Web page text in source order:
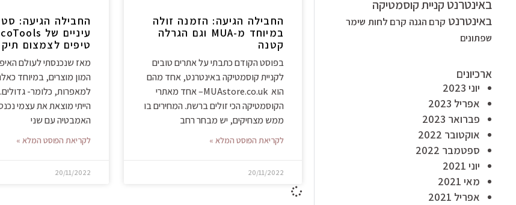
באינטרנט קניית קוסמטיקה
באינטרנט קרם הגנה קרם לחות שימר
שפתונים
ארכיונים
יוני 2023
אפריל 2023
פברואר 2023
אוקטובר 2022
ספטמבר 2022
יוני 2021
מאי 2021
אפריל 2021
החבילה הגיעה: הזמנה זולה
במיוחד מ-MUA וגם הגרלה
קטנה
בפוסט הקודם כתבתי על אתרים טובים
לקניית קוסמטיקה באינטרנט, אחד מהם
הוא MUAstore.co.uk– אחד מאתרי
הקוסמטיקה הכי זולים ברשת. המחירים בו
ממש מצחיקים, יש מבחר רחב
לקריאת הפוסט המלא »
20/11/2022
החבילה הגיעה:
טיפים לצמצום
מאז שנכנסתי לעולם
המון מוצרים, במיוחד
למאפרות, כלומר-
הייתי מוצאת את עצמי
האמבטיה עם שני
לקריאת הפוסט המלא »
20/11/2022